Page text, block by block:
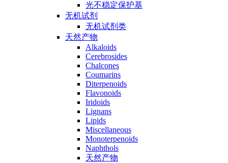
光不稳定保护基
无机试剂
无机试剂类
天然产物
Alkaloids
Cerebrosides
Chalcones
Coumarins
Diterpenoids
Flavonoids
Iridoids
Lignans
Lipids
Miscellaneous
Monoterpenoids
Naphthols
天然产物